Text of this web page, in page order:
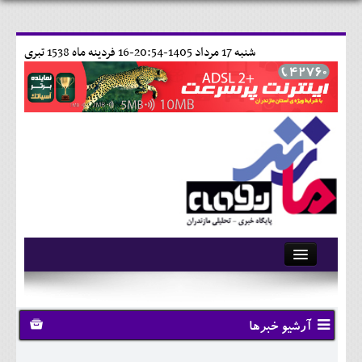
16 فردينه ماه 1538 تبری شنبه 17 مرداد 1405-20:54-
آرشیو
تماس با ما
وبلاگ
آرشیو خبرها